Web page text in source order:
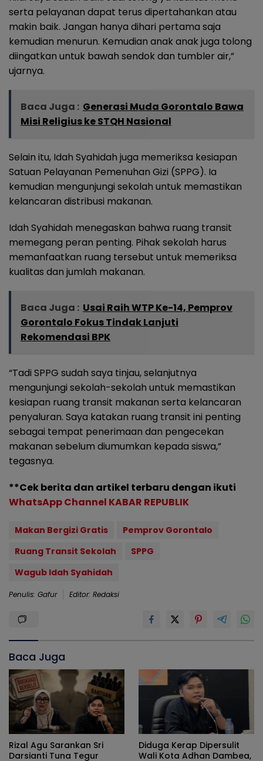
serta pelayanan dapat terus dipertahankan atau
makin baik. Jangan hanya dihari pertama saja
kemudian menurun. Kemudian anak anak juga tolong
diingatkan untuk bawah sendok dan tumbler air,”
ujarnya.
Baca Juga : Generasi Muda Gorontalo Bawa
Misi Religius ke STQH Nasional
Selain itu, Idah Syahidah juga memeriksa kesiapan
Satuan Pelayanan Pemenuhan Gizi (SPPG). Ia
kemudian mengunjungi sekolah untuk memastikan
kelancaran distribusi makanan.
Idah Syahidah menegaskan bahwa ruang transit
memegang peran penting. Pihak sekolah harus
memanfaatkan ruang tersebut untuk memeriksa
kualitas dan jumlah makanan.
Baca Juga : Usai Raih WTP Ke-14, Pemprov
Gorontalo Fokus Tindak Lanjuti
Rekomendasi BPK
“Tadi SPPG sudah saya tinjau, selanjutnya
mengunjungi sekolah-sekolah untuk memastikan
kesiapan ruang transit makanan serta kelancaran
penyaluran. Saya katakan ruang transit ini penting
sebagai tempat penerimaan dan pengecekan
makanan sebelum diumumkan kepada siswa,”
tegasnya.
**Cek berita dan artikel terbaru dengan ikuti
WhatsApp Channel KABAR REPUBLIK
Makan Bergizi Gratis
Pemprov Gorontalo
Ruang Transit Sekolah
SPPG
Wagub Idah Syahidah
Penulis: Gafur Editor: Redaksi
Baca Juga
Rizal Agu Sarankan Sri
Darsianti Tuna Tegur
Diduga Kerap Dipersulit
Wali Kota Adhan Dambea,